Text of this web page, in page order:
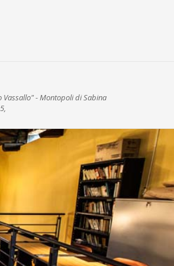
Vassallo" - Montopoli di Sabina